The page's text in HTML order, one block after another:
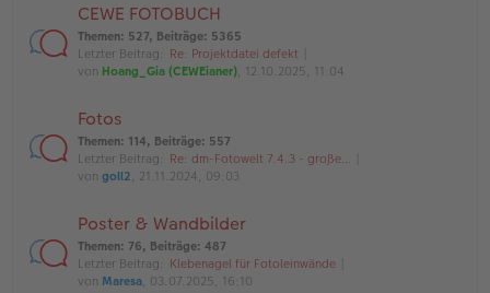
CEWE FOTOBUCH
Themen: 527, Beiträge: 5365
Letzter Beitrag: Re: Projektdatei defekt
von Hoang_Gia (CEWEianer), 12.10.2025, 11:04
Fotos
Themen: 114, Beiträge: 557
Letzter Beitrag: Re: dm-Fotowelt 7.4.3 - große…
von goll2, 21.11.2024, 09:03
Poster & Wandbilder
Themen: 76, Beiträge: 487
Letzter Beitrag: Klebenagel für Fotoleinwände
von Maresa, 03.07.2025, 16:10